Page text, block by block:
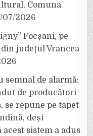
Comuna
07/2026
Focșani, pe
județul Vrancea
de alarmă:
de producători
se repune pe tapet
deși
sistem a adus